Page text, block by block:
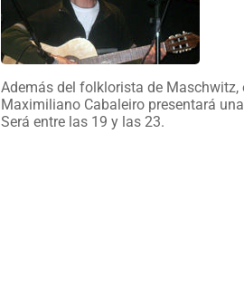
Además del folklorista de Maschwitz,
Maximiliano Cabaleiro presentará
Será entre las 19 y las 23.